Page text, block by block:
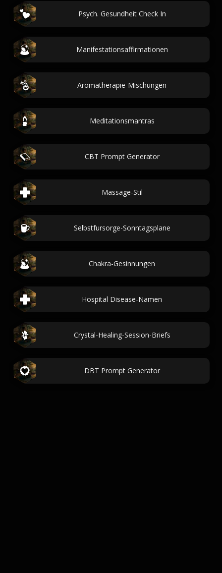
Psych. Gesundheit Check In
Manifestationsaffirmationen
Aromatherapie-Mischungen
Meditationsmantras
CBT Prompt Generator
Massage-Stil
Selbstfursorge-Sonntagsplane
Chakra-Gesinnungen
Hospital Disease-Namen
Crystal-Healing-Session-Briefs
DBT Prompt Generator